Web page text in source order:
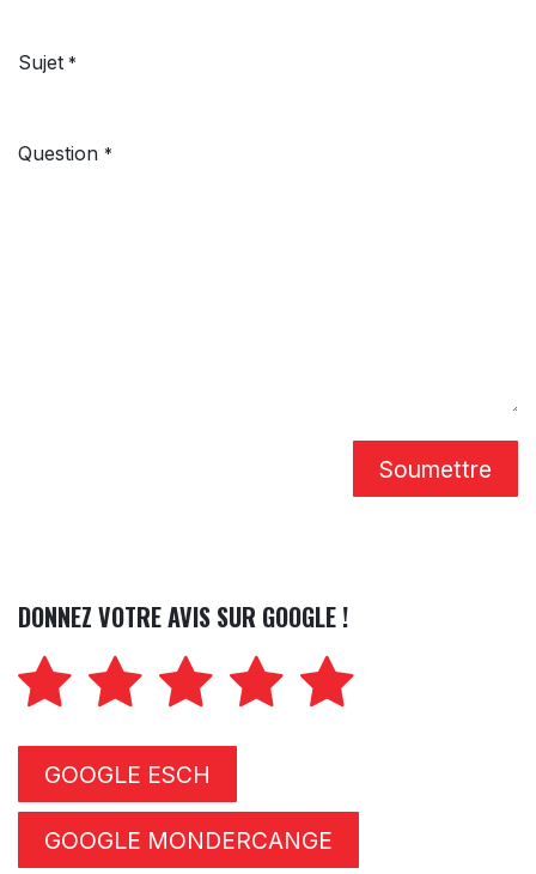
Sujet *
Question *
Soumettre
DONNEZ VOTRE AVIS SUR GOOGLE !
GOOGLE ESCH
GOOGLE MONDERCANGE